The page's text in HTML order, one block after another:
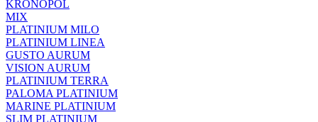
KRONOPOL
MIX
PLATINIUM MILO
PLATINIUM LINEA
GUSTO AURUM
VISION AURUM
PLATINIUM TERRA
PALOMA PLATINIUM
MARINE PLATINIUM
SLIM PLATINIUM